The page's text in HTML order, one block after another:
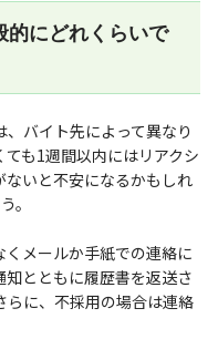
的にどれくらいで
バイト先によって異なり
も1週間以内にはリアクシ
ないと不安になるかもしれ
。
メールか手紙での連絡に
とともに履歴書を返送さ
らに、不採用の場合は連絡